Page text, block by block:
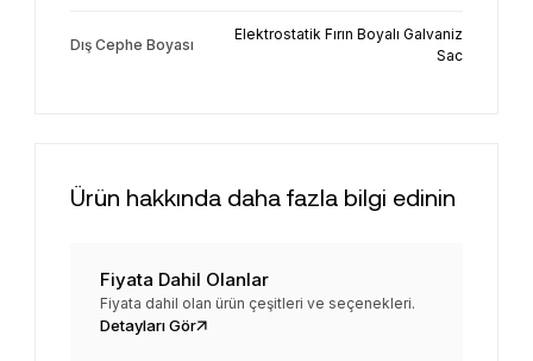
Dış Cephe Boyası
Elektrostatik Fırın Boyalı Galvaniz
Sac
Ürün hakkında daha fazla bilgi edinin
Fiyata Dahil Olanlar
Fiyata dahil olan ürün çeşitleri ve seçenekleri.
Detayları Gör